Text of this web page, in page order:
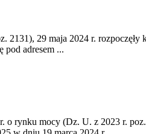
29 maja 2024 r. rozpoczęły
pod adresem ...
o rynku mocy (Dz. U. z 2023 r.